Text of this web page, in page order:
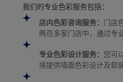
我们的专业色彩服务包括：
店内色彩咨询服务： 门店
两百多家门店中，通过专
专业色彩设计服务： 您可
境提供墙面色彩设计及软